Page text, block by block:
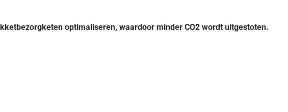
optimaliseren, waardoor minder CO2 wordt uitgestoten.